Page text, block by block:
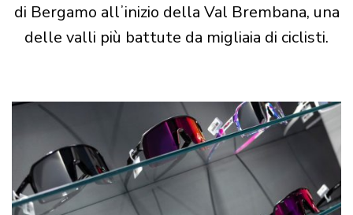
di Bergamo allʼinizio della Val Brembana, una
delle valli più battute da migliaia di ciclisti.